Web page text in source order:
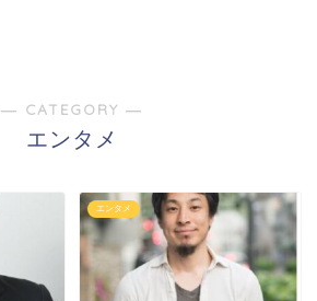
― CATEGORY ―
エンタメ
エンタメ